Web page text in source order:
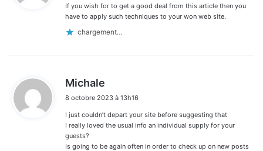
:
If you wish for to get a good deal from this article then you
have to apply such techniques to your won web site.
chargement…
Michale
t
:
8 octobre 2023 à 13h16
I just couldn’t depart your site before suggesting that
I really loved the usual info an individual supply for your
guests?
Is going to be again often in order to check up on new posts